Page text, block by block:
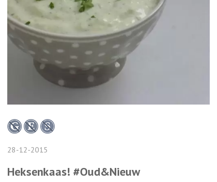
28-12-2015
Heksenkaas! #Oud&Nieuw